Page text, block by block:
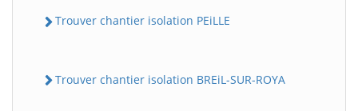
Trouver chantier isolation PEiLLE
Trouver chantier isolation BREiL-SUR-ROYA